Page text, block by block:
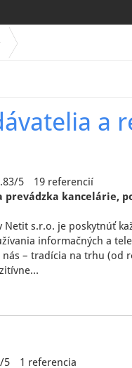
a
5
19 referencií
prevádzka kancelárie,
Netit s.r.o. je poskytnúť
informačných a
– tradícia na trhu (od
5
1 referencia